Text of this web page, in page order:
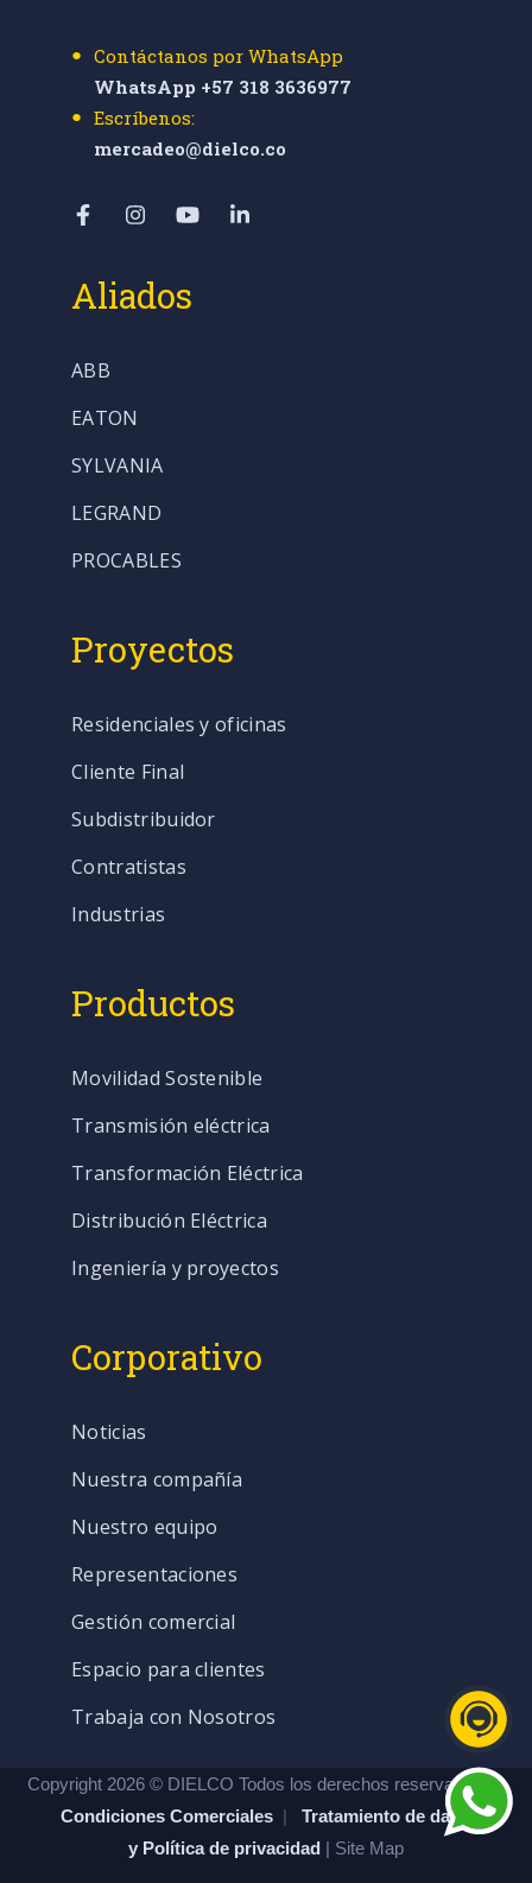
Contáctanos por WhatsApp
WhatsApp +57 318 3636977
Escríbenos:
mercadeo@dielco.co
Aliados
ABB
EATON
SYLVANIA
LEGRAND
PROCABLES
Proyectos
Residenciales y oficinas
Cliente Final
Subdistribuidor
Contratistas
Industrias
Productos
Movilidad Sostenible
Transmisión eléctrica
Transformación Eléctrica
Distribución Eléctrica
Ingeniería y proyectos
Corporativo
Noticias
Nuestra compañía
Nuestro equipo
Representaciones
Gestión comercial
Espacio para clientes
Trabaja con Nosotros
Copyright 2026 © DIELCO Todos los derechos reservados. |
Condiciones Comerciales | Tratamiento de datos
y Política de privacidad | Site Map